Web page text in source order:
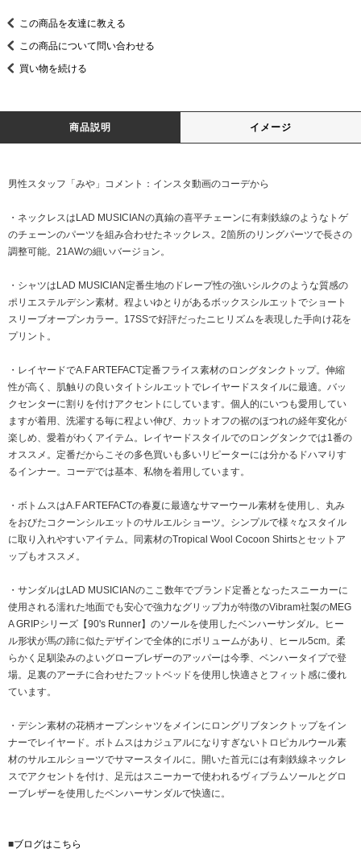
この商品を友達に教える
この商品について問い合わせる
買い物を続ける
商品説明 イメージ
男性スタッフ「みや」コメント：インスタ動画のコーデから
・ネックレスはLAD MUSICIANの真鍮の喜平チェーンに有刺鉄線のようなトゲ
のチェーンのパーツを組み合わせたネックレス。2箇所のリングパーツで長さの
調整可能。21AWの細いバージョン。
・シャツはLAD MUSICIAN定番生地のドレープ性の強いシルクのような質感の
ポリエステルデシン素材。程よいゆとりがあるボックスシルエットでショート
スリーブオープンカラー。17SSで好評だったニヒリズムを表現した手向け花を
プリント。
・レイヤードでA.F ARTEFACT定番フライス素材のロングタンクトップ。伸縮
性が高く、肌触りの良いタイトシルエットでレイヤードスタイルに最適。バッ
クセンターに割りを付けアクセントにしています。個人的にいつも愛用してい
ますが着用、洗濯する毎に程よい伸び、カットオフの裾のほつれの経年変化が
楽しめ、愛着がわくアイテム。レイヤードスタイルでのロングタンクでは1番の
オススメ。定番だからこその多色買いも多いリピーターには分かるドハマりす
るインナー。コーデでは基本、私物を着用しています。
・ボトムスはA.F ARTEFACTの春夏に最適なサマーウール素材を使用し、丸み
をおびたコクーンシルエットのサルエルショーツ。シンプルで様々なスタイル
に取り入れやすいアイテム。同素材のTropical Wool Cocoon Shirtsとセットア
ップもオススメ。
・サンダルはLAD MUSICIANのここ数年でブランド定番となったスニーカーに
使用される濡れた地面でも安心で強力なグリップ力が特徴のVibram社製のMEG
A GRIPシリーズ【90's Runner】のソールを使用したベンハーサンダル。ヒー
ル形状が馬の蹄に似たデザインで全体的にボリュームがあり、ヒール5cm。柔
らかく足馴染みのよいグローブレザーのアッパーは今季、ベンハータイプで登
場。足裏のアーチに合わせたフットベッドを使用し快適さとフィット感に優れ
ています。
・デシン素材の花柄オープンシャツをメインにロングリブタンクトップをイン
ナーでレイヤード。ボトムスはカジュアルになりすぎないトロピカルウール素
材のサルエルショーツでサマースタイルに。開いた首元には有刺鉄線ネックレ
スでアクセントを付け、足元はスニーカーで使われるヴィブラムソールとグロ
ーブレザーを使用したベンハーサンダルで快適に。
■ブログはこちら